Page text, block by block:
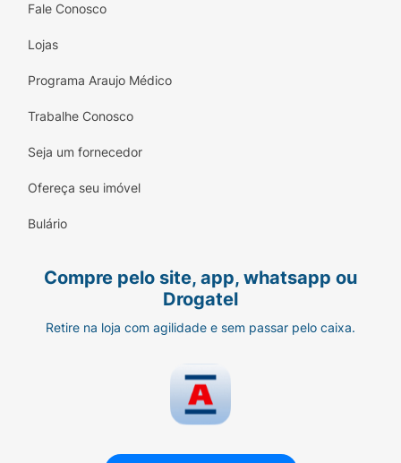
completa absorção. Ideal para uso diário.
Fale Conosco
Lojas
Programa Araujo Médico
Trabalhe Conosco
Seja um fornecedor
Ofereça seu imóvel
Bulário
Compre pelo site, app, whatsapp ou
Drogatel
Retire na loja com agilidade e sem passar pelo caixa.